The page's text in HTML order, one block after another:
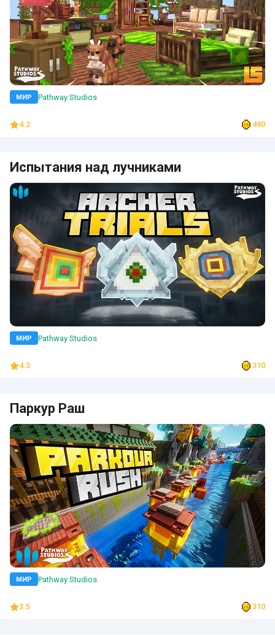
МИР Pathway Studios
4.2 490
Испытания над лучниками
МИР Pathway Studios
4.3 310
Паркур Раш
МИР Pathway Studios
3.5 310